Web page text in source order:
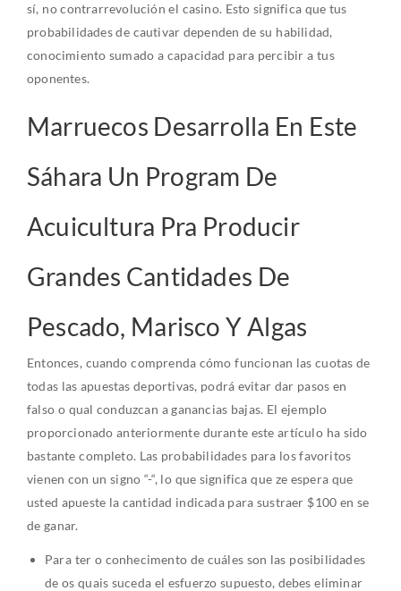
sí, no contrarrevolución el casino. Esto significa que tus
probabilidades de cautivar dependen de su habilidad,
conocimiento sumado a capacidad para percibir a tus
oponentes.
Marruecos Desarrolla En Este
Sáhara Un Program De
Acuicultura Pra Producir
Grandes Cantidades De
Pescado, Marisco Y Algas
Entonces, cuando comprenda cómo funcionan las cuotas de
todas las apuestas deportivas, podrá evitar dar pasos en
falso o qual conduzcan a ganancias bajas. El ejemplo
proporcionado anteriormente durante este artículo ha sido
bastante completo. Las probabilidades para los favoritos
vienen con un signo “-“, lo que significa que ze espera que
usted apueste la cantidad indicada para sustraer $100 en se
de ganar.
Para ter o conhecimento de cuáles son las posibilidades
de os quais suceda el esfuerzo supuesto, debes eliminar